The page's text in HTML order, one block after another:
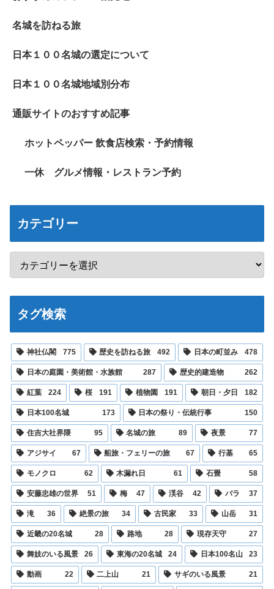
名城を訪ねる旅
日本１００名城の選定について
日本１００名城地域別分布
通販サイトのおすすめ記事
ホットペッパー 飲食店検索・予約情報
一休 グルメ情報・レストラン予約
カテゴリー
タグ検索
神社仏閣 775 歴史を訪ねる旅 492 日本の町並み 478
日本の庭園・美術館・水族館 287 歴史的建造物 262
紅葉 224 桜 191 植物園 191 朝日・夕日 182
日本100名城 173 日本の祭り・伝統行事 150
住吉大社界隈 95 名城の旅 89 夜景 77
アジサイ 67 船旅・フェリーの旅 67 行基 65
モノクロ 62 木漏れ日 61 石畳 58
安藤忠雄の世界 51 梅 47 渓谷 42 バラ 37
滝 36 絶景の旅 34 古民家 33 山岳 31
近畿の20名城 28 路地 28 現存天守 27
舞妓のいる風景 26 東海の20名城 24 日本100名山 23
動画 22 二上山 21 サギのいる風景 21